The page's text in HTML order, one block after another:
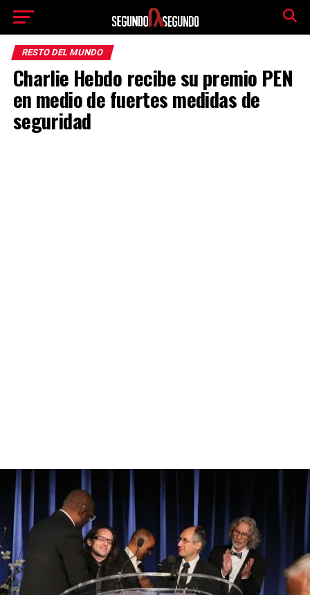
RESTO DEL MUNDO
Charlie Hebdo recibe su premio PEN
en medio de fuertes medidas de
seguridad